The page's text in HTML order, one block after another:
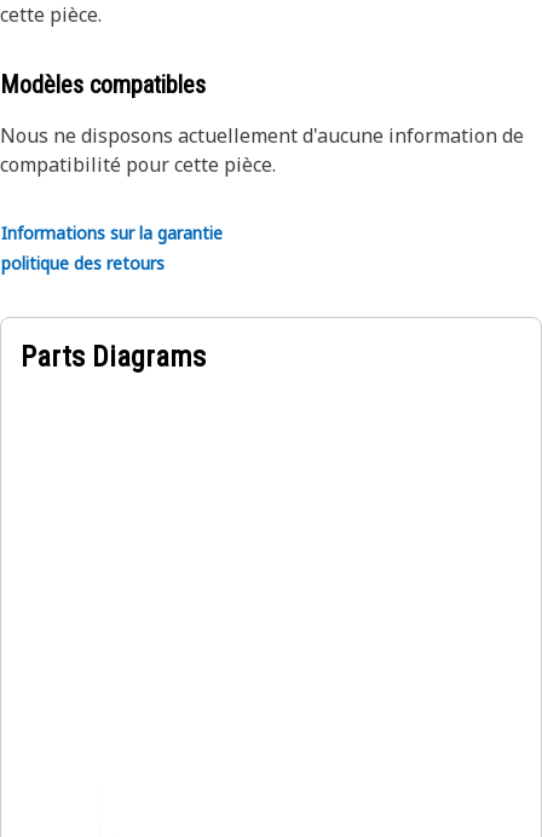
cette pièce.
Modèles compatibles
Nous ne disposons actuellement d'aucune information de
compatibilité pour cette pièce.
Informations sur la garantie
politique des retours
Parts Diagrams